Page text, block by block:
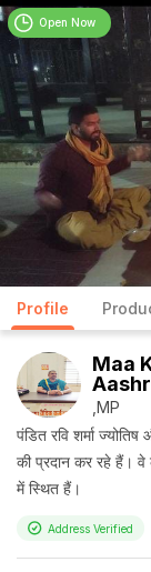
Profile
Maa
,MP
पंडित रवि शर्मा
की प्रदान कर रहे हैं। वे
में स्थित हैं।
Address Verified
Open Now